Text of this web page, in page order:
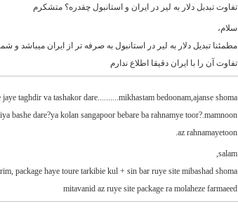
تفاوت تبدبل دلار به لیر در ایران و استانبول چقدره؟ متشکرم
سلام،
مطمئنا تبدیل دلار به لیر در استانبول به صرفه تر از ایران میباشد و
تفاوت آن را با ایران دقیقا اطلاع ندارم
taghdir va tashakor dare..........mikhastam bedoonam,ajanse shoma
bashe dare?ya kolan sangapoor bebare ba rahnamye toor?.mamnoon
az rahnamayetoon.
salam,
package haye toure tarkibie kul + sin bar ruye site mibashad shoma
mitavanid az ruye site package ra molaheze farmaeed